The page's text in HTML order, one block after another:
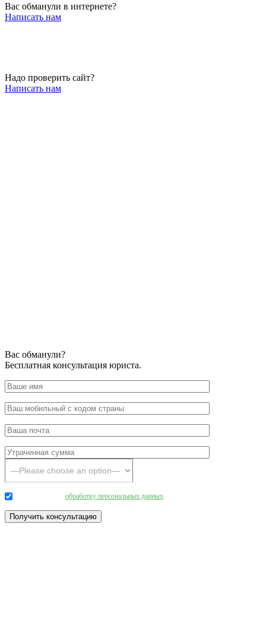
Вас обманули в интернете?
Написать нам
Надо проверить сайт?
Написать нам
Вас обманули?
Бесплатная консультация юриста.
обработку персональных данных